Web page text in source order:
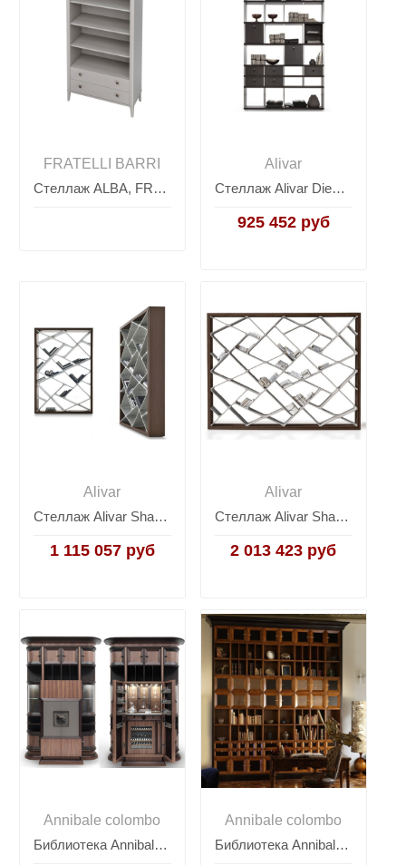
FRATELLI BARRI
Стеллаж ALBA, FRATELLI BARRI
Alivar
Стеллаж Alivar Diesys
925 452 руб
Alivar
Стеллаж Alivar Shanghai
1 115 057 руб
Alivar
Стеллаж Alivar Shanghai Xl
2 013 423 руб
Annibale colombo
Библиотека Annibale Colombo Quadro L1478/R
Annibale colombo
Библиотека Annibale Colombo Quadro L1394